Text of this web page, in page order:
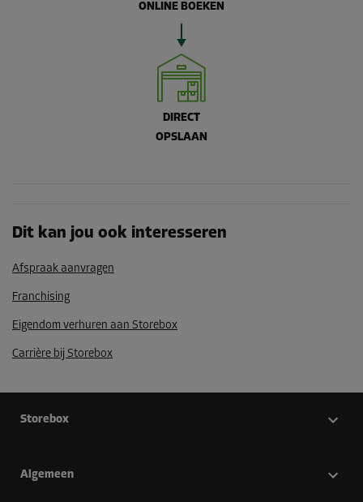
ONLINE BOEKEN
DIRECT
OPSLAAN
Dit kan jou ook interesseren
Afspraak aanvragen
Franchising
Eigendom verhuren aan Storebox
Carrière bij Storebox
Storebox
Algemeen